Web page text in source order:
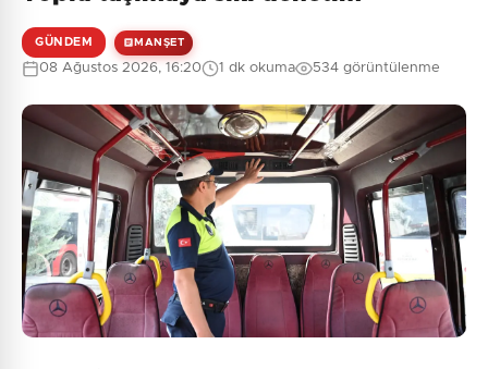
0/2000
Güvenlik Sorusu:
1 + 3 = ?
Gönder
Henüz yorum yapılmamış. İlk yorumu siz yapın!
GÜNDEM MANŞET
08 Ağustos 2026, 16:20 1 dk okuma 534 görüntülenme